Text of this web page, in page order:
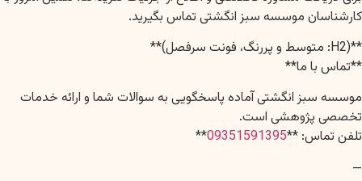
کارشناسان موسسه سبز انگشتی تماس بگیرید.
**(H2: متوسط و پررنگ، فونت سرفصل)**
**تماس با ما**
موسسه سبز انگشتی آماده پاسخگویی به سوالات شما و ارائه خدمات
تخصصی پژوهشی است.
تلفن تماس: **09351591395
**
—